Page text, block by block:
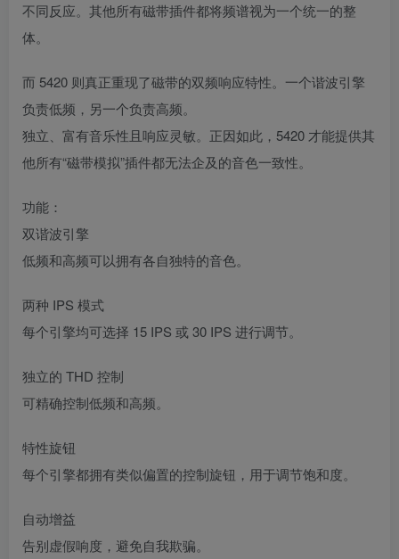
不同反应。其他所有磁带插件都将频谱视为一个统一的整
体。
而 5420 则真正重现了磁带的双频响应特性。一个谐波引擎
负责低频，另一个负责高频。
独立、富有音乐性且响应灵敏。正因如此，5420 才能提供其
他所有“磁带模拟”插件都无法企及的音色一致性。
功能：
双谐波引擎
低频和高频可以拥有各自独特的音色。
两种 IPS 模式
每个引擎均可选择 15 IPS 或 30 IPS 进行调节。
独立的 THD 控制
可精确控制低频和高频。
特性旋钮
每个引擎都拥有类似偏置的控制旋钮，用于调节饱和度。
自动增益
告别虚假响度，避免自我欺骗。